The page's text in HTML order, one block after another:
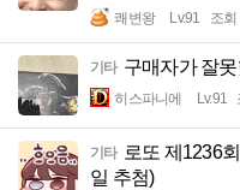
쾌변왕 Lv.91 조회
기타 구매자가 잘
히스파니에 Lv.91
기타 로또 제1236
일 추첨)